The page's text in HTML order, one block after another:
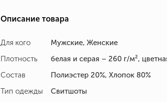
Описание товара
Для кого
Мужские, Женские
Плотность
белая и серая – 260 г/м²,
Состав
Полиэстер 20%, Хлопок 80%
Тип одежды
Свитшоты